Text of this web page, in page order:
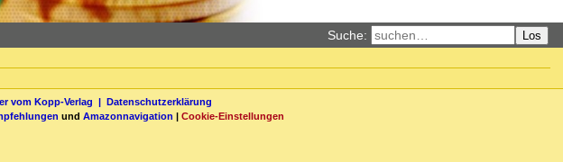
Suche: Los
vom Kopp-Verlag | Datenschutzerklärung
und Amazonnavigation | Cookie-Einstellungen